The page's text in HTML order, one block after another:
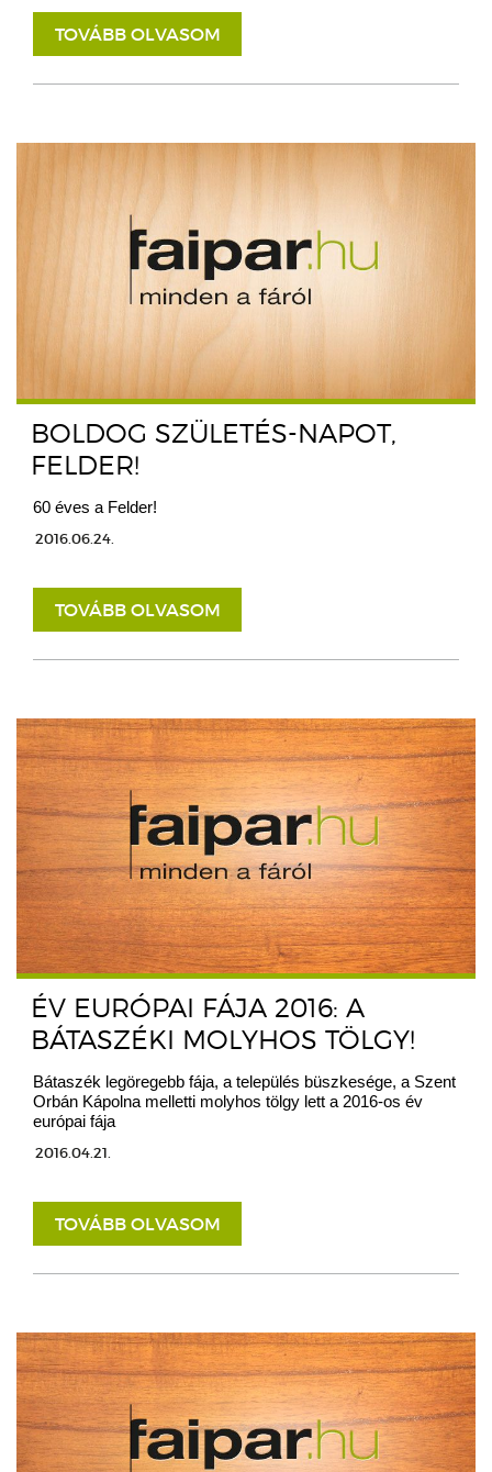
TOVÁBB OLVASOM
BOLDOG SZÜLETÉS-NAPOT,
FELDER!
60 éves a Felder!
2016.06.24.
TOVÁBB OLVASOM
ÉV EURÓPAI FÁJA 2016: A
BÁTASZÉKI MOLYHOS TÖLGY!
Bátaszék legöregebb fája, a település büszkesége, a Szent
Orbán Kápolna melletti molyhos tölgy lett a 2016-os év
európai fája
2016.04.21.
TOVÁBB OLVASOM